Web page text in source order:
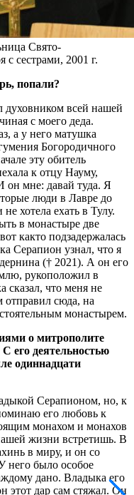
Свято­-
с сестрами, 2001 г.
попали?
всей нашей
с моего деда.
а у него матушка
Богородичного
эту обитель
к отцу Науму,
он мне: давай туда. Я
люди в Лавре до
хотела ехать в Тулу.
в монастыре две
как­то подзадержалась
Серапион узнал, что я
(† 2021). А он его
рукоположил в
что меня не
отправил сюда, на
монастырем.
о митрополите
его деятельностью
одиннадцати
Серапионом, но, к
его любовь к
монахом и монахов
жизни встретишь. В
в миру, и он со
него было особое
дано. Владыка его
этот дар сам стяжал. Он